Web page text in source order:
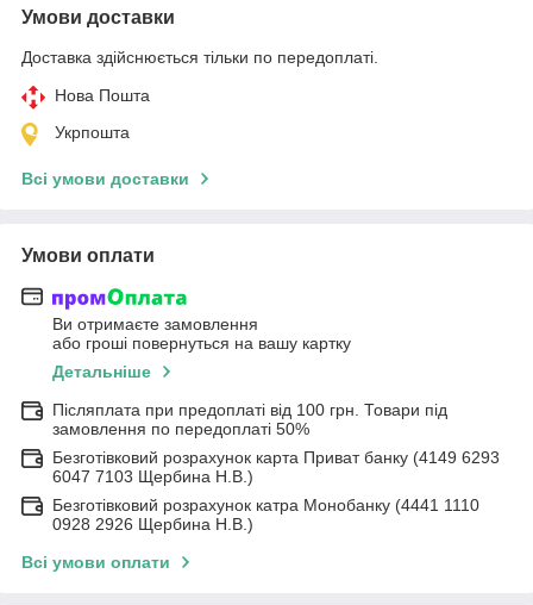
Умови доставки
Доставка здійснюється тільки по передоплаті.
Нова Пошта
Укрпошта
Всі умови доставки
Умови оплати
Ви отримаєте замовлення
або гроші повернуться на вашу картку
Детальніше
Післяплата при предоплаті від 100 грн. Товари під
замовлення по передоплаті 50%
Безготівковий розрахунок карта Приват банку (4149 6293
6047 7103 Щербина Н.В.)
Безготівковий розрахунок катра Монобанку (4441 1110
0928 2926 Щербина Н.В.)
Всі умови оплати